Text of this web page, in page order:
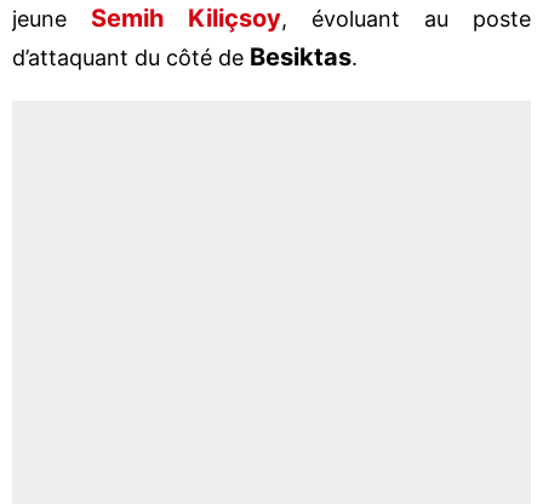
jeune Semih Kiliçsoy, évoluant au poste
d’attaquant du côté de Besiktas.